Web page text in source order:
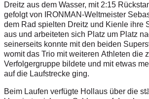
Dreitz aus dem Wasser, mit 2:15
gefolgt von IRONMAN-Weltmeister
dem Rad spielten Dreitz und Kienle ihre
aus und arbeiteten sich Platz um Platz
seinerseits konnte mit den beiden
womit das Trio mit weiteren Athleten die
Verfolgergruppe bildete und mit etwas
auf die Laufstrecke ging.
Beim Laufen verfügte Hollaus über die